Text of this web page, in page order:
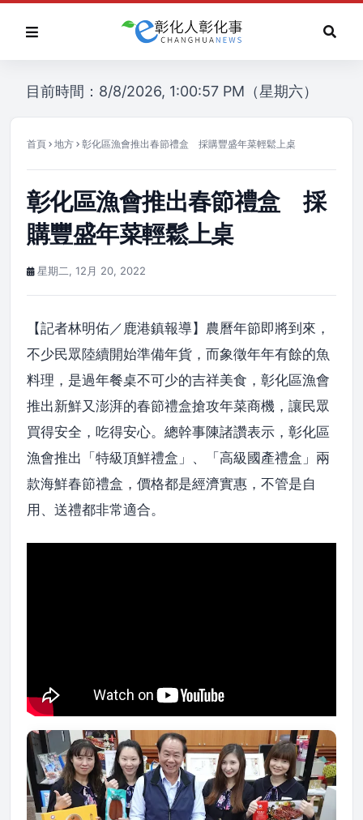
目前時間：8/8/2026, 1:00:57 PM（星期六）
首頁 地方 彰化區漁會推出春節禮盒 採購豐盛年菜輕鬆上桌
彰化區漁會推出春節禮盒 採
購豐盛年菜輕鬆上桌
星期二, 12月 20, 2022
【記者林明佑／鹿港鎮報導】農曆年節即將到來，
不少民眾陸續開始準備年貨，而象徵年年有餘的魚
料理，是過年餐桌不可少的吉祥美食，彰化區漁會
推出新鮮又澎湃的春節禮盒搶攻年菜商機，讓民眾
買得安全，吃得安心。總幹事陳諸讚表示，彰化區
漁會推出「特級頂鮮禮盒」、「高級國產禮盒」兩
款海鮮春節禮盒，價格都是經濟實惠，不管是自
用、送禮都非常適合。